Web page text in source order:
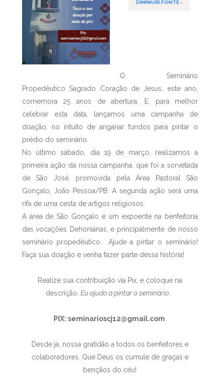
DIMINUIR FONTE -
O Seminário
Propedêutico Sagrado Coração de Jesus, este ano,
comemora 25 anos de abertura. E, para melhor
celebrar esta data, lançamos uma campanha de
doação, no intuito de angariar fundos para pintar o
prédio do seminário.
No último sábado, dia 19 de março, realizamos a
primeira ação da nossa campanha, que foi a sorvetada
de São José, promovida pela Área Pastoral São
Gonçalo, João Pessoa/PB. A segunda ação será uma
rifa de uma cesta de artigos religiosos.
A área de São Gonçalo é um expoente na benfeitoria
das vocações Dehonianas, e principalmente de nosso
seminário propedêutico. Ajude a pintar o seminário!
Faça sua doação e venha fazer parte dessa história!
Realize sua contribuição via Pix, e coloque na
descrição: Eu ajudo a pintar o seminário.
PIX: seminarioscj12@gmail.com
Desde já, nossa gratidão a todos os benfeitores e
colaboradores. Que Deus os cumule de graças e
bençãos do céu!